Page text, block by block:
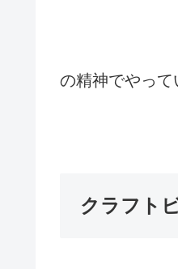
の精神でやっ
クラフト